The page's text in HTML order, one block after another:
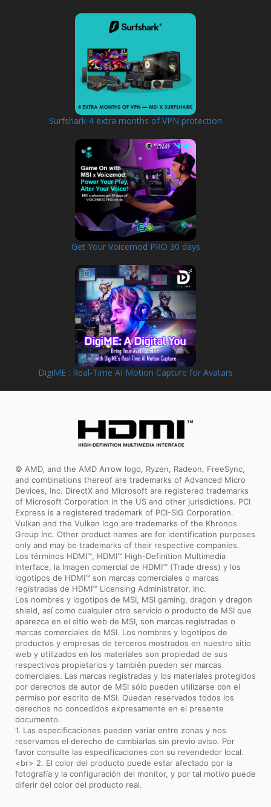
Surfshark-4 extra months of VPN protection
Get Your Voicemod PRO 30 days
DigiME : Real-Time AI Motion Capture for Avatars
© AMD, and the AMD Arrow logo, Ryzen, Radeon, FreeSync,
and combinations thereof are trademarks of Advanced Micro
Devices, Inc. DirectX and Microsoft are registered trademarks
of Microsoft Corporation in the US and other jurisdictions. PCI
Express is a registered trademark of PCI-SIG Corporation.
Vulkan and the Vulkan logo are trademarks of the Khronos
Group Inc. Other product names are for identification purposes
only and may be trademarks of their respective companies.
Los términos HDMI™, HDMI™ High-Definition Multimedia
Interface, la Imagen comercial de HDMI™ (Trade dress) y los
logotipos de HDMI™ son marcas comerciales o marcas
registradas de HDMI™ Licensing Administrator, Inc.
Los nombres y logotipos de MSI, MSI gaming, dragon y dragon
shield, así como cualquier otro servicio o producto de MSI que
aparezca en el sitio web de MSI, son marcas registradas o
marcas comerciales de MSI. Los nombres y logotipos de
productos y empresas de terceros mostrados en nuestro sitio
web y utilizados en los materiales son propiedad de sus
respectivos propietarios y también pueden ser marcas
comerciales. Las marcas registradas y los materiales protegidos
por derechos de autor de MSI sólo pueden utilizarse con el
permiso por escrito de MSI. Quedan reservados todos los
derechos no concedidos expresamente en el presente
documento.
1. Las especificaciones pueden variar entre zonas y nos
reservamos el derecho de cambiarlas sin previo aviso. Por
favor consulte las especificaciones con su revendedor local.
<br> 2. El color del producto puede estar afectado por la
fotografía y la configuración del monitor, y por tal motivo puede
diferir del color del producto real.